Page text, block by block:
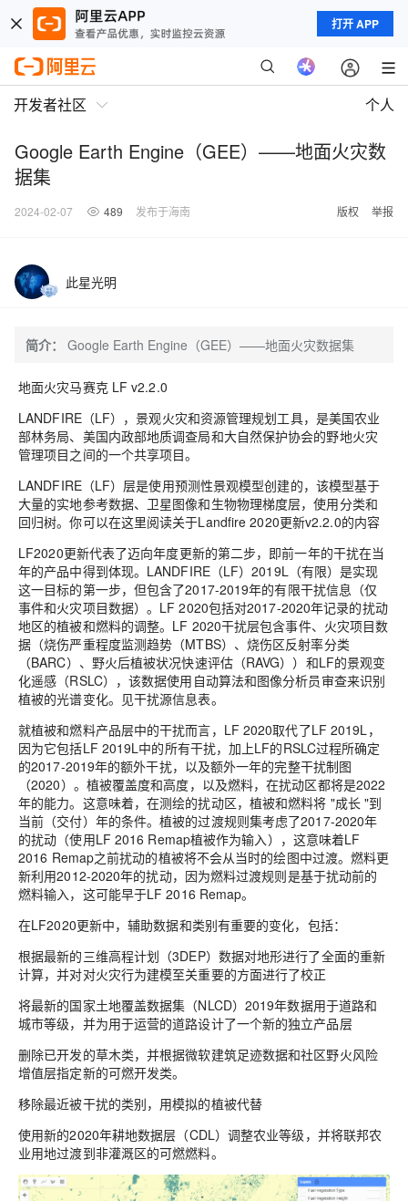
打开 APP
开发者社区 个人
Google Earth Engine（GEE）——地面火灾数
据集
2024-02-07 489 发布于海南 版权 举报
此星光明
简介： Google Earth Engine（GEE）——地面火灾数据集
地面火灾马赛克 LF v2.2.0
LANDFIRE（LF），景观火灾和资源管理规划工具，是美国农业
部林务局、美国内政部地质调查局和大自然保护协会的野地火灾
管理项目之间的一个共享项目。
LANDFIRE（LF）层是使用预测性景观模型创建的，该模型基于
大量的实地参考数据、卫星图像和生物物理梯度层，使用分类和
回归树。你可以在这里阅读关于Landfire 2020更新v2.2.0的内容
LF2020更新代表了迈向年度更新的第二步，即前一年的干扰在当
年的产品中得到体现。LANDFIRE（LF）2019L（有限）是实现
这一目标的第一步，但包含了2017-2019年的有限干扰信息（仅
事件和火灾项目数据）。LF 2020包括对2017-2020年记录的扰动
地区的植被和燃料的调整。LF 2020干扰层包含事件、火灾项目数
据（烧伤严重程度监测趋势（MTBS）、烧伤区反射率分类
（BARC）、野火后植被状况快速评估（RAVG））和LF的景观变
化遥感（RSLC），该数据使用自动算法和图像分析员审查来识别
植被的光谱变化。见干扰源信息表。
就植被和燃料产品层中的干扰而言，LF 2020取代了LF 2019L，
因为它包括LF 2019L中的所有干扰，加上LF的RSLC过程所确定
的2017-2019年的额外干扰，以及额外一年的完整干扰制图
（2020）。植被覆盖度和高度，以及燃料，在扰动区都将是2022
年的能力。这意味着，在测绘的扰动区，植被和燃料将 "成长 "到
当前（交付）年的条件。植被的过渡规则集考虑了2017-2020年
的扰动（使用LF 2016 Remap植被作为输入），这意味着LF
2016 Remap之前扰动的植被将不会从当时的绘图中过渡。燃料更
新利用2012-2020年的扰动，因为燃料过渡规则是基于扰动前的
燃料输入，这可能早于LF 2016 Remap。
在LF2020更新中，辅助数据和类别有重要的变化，包括：
根据最新的三维高程计划（3DEP）数据对地形进行了全面的重新
计算，并对对火灾行为建模至关重要的方面进行了校正
将最新的国家土地覆盖数据集（NLCD）2019年数据用于道路和
城市等级，并为用于运营的道路设计了一个新的独立产品层
删除已开发的草木类，并根据微软建筑足迹数据和社区野火风险
增值层指定新的可燃开发类。
移除最近被干扰的类别，用模拟的植被代替
使用新的2020年耕地数据层（CDL）调整农业等级，并将联邦农
业用地过渡到非灌溉区的可燃燃料。